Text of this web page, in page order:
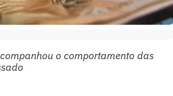
o comportamento das